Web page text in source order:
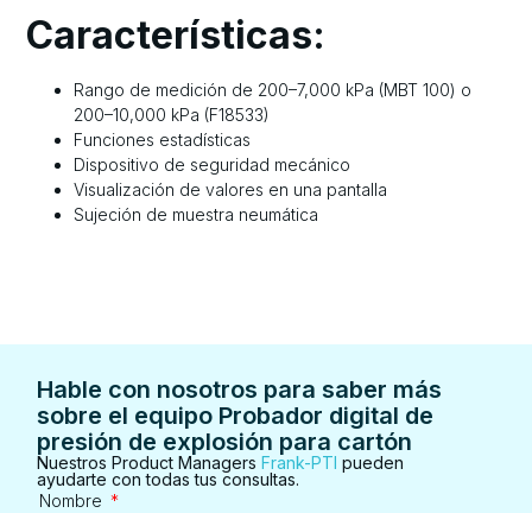
Características:
Rango de medición de 200–7,000 kPa (MBT 100) o
200–10,000 kPa (F18533)
Funciones estadísticas
Dispositivo de seguridad mecánico
Visualización de valores en una pantalla
Sujeción de muestra neumática
Hable con nosotros para saber más
sobre el equipo Probador digital de
presión de explosión para cartón
Nuestros Product ManagersFrank-PTI pueden
ayudarte con todas tus consultas.
Nombre